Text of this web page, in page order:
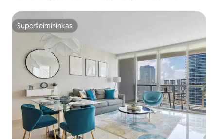
Superšeimininkas
Superšeimininkas